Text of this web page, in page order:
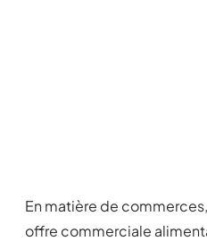
En matière de
offre commerciale